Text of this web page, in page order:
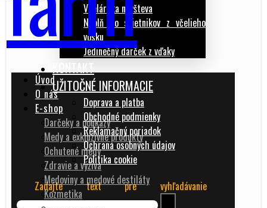
Včelárska návšteva
Náplň do svietnikov z včelieho
vosku
Jedinečný darček z vďaky
KONTAKT
UŽITOČNÉ INFORMACIE
Doprava a platba
Obchodné podmienky
Reklamačný poriadok
Ochrana osobných údajov
Politika cookie
Zadajte text pre vyhľadávanie
Úvod
O nás
E-shop
Darčeky a poukazy
Medy a exkluzívne produkty
Ochutené medy
Zdravie a výživa
Medoviny a medové destiláty
Kozmetika